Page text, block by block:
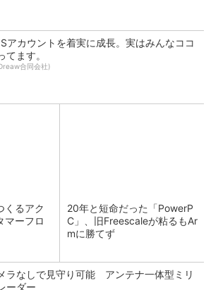
アカウントを着実に成長。実はみんなココ
てます。
合同会社)
くるアク
マーフロ
20年と短命だった「PowerP
C」、旧Freescaleが粘るもAr
mに勝てず
ラなしで見守り可能 アンテナ一体型ミリ
ーダー